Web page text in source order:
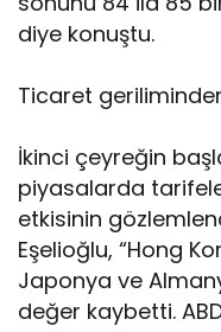
diye konuştu.
Ticaret
İkinci çeyreğin
piyasalarda
etkisinin
Eşelioğlu, “Hong
Japonya ve
değer kaybetti.